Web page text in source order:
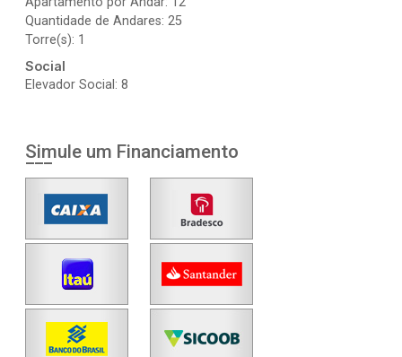
Quantidade de Andares: 25
Torre(s): 1
Social
Elevador Social: 8
Simule um Financiamento